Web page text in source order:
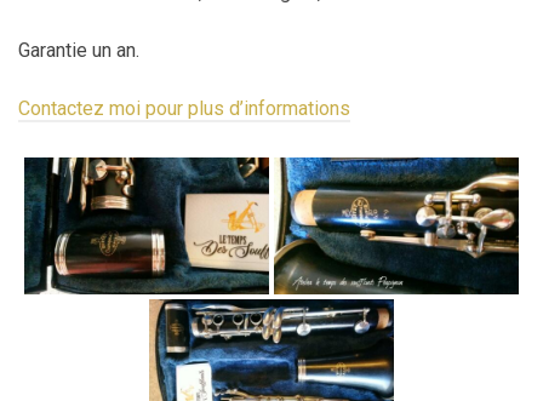
Garantie un an.
Contactez moi pour plus d’informations